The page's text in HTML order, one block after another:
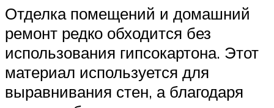
Отделка помещений и домашний
ремонт редко обходится без
использования гипсокартона. Этот
материал используется для
выравнивания стен, а благодаря